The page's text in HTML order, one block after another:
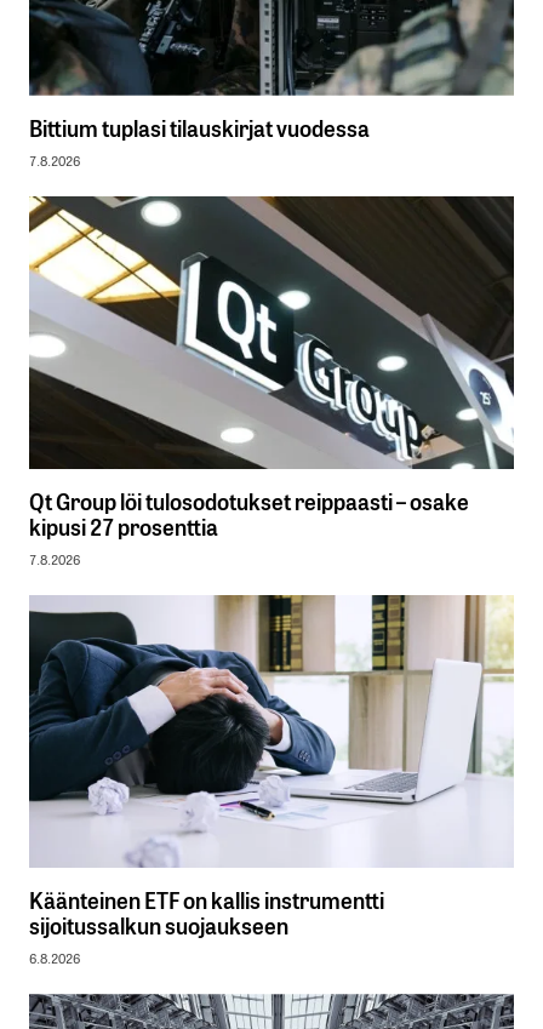
Bittium tuplasi tilauskirjat vuodessa
7.8.2026
Qt Group löi tulosodotukset reippaasti – osake
kipusi 27 prosenttia
7.8.2026
Käänteinen ETF on kallis instrumentti
sijoitussalkun suojaukseen
6.8.2026